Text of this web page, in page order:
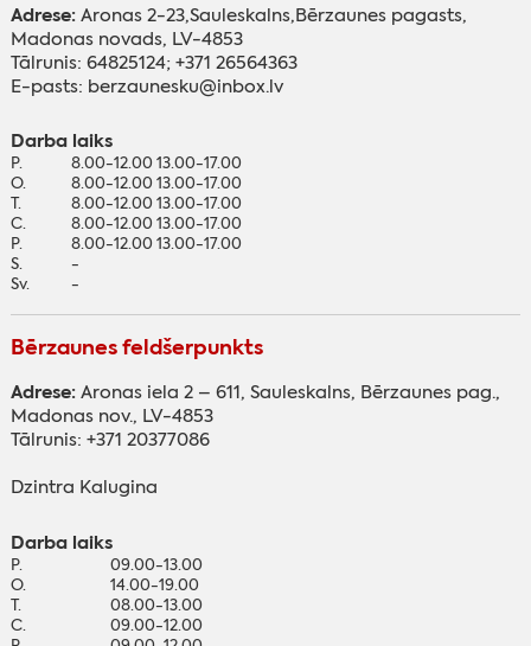
Adrese:Aronas 2-23,Sauleskalns,Bērzaunes pagasts,
Madonas novads, LV-4853
Tālrunis: 64825124; +371 26564363
E-pasts: berzaunesku@inbox.lv
Darba laiks
P.
8.00-12.00 13.00-17.00
O.
8.00-12.00 13.00-17.00
T.
8.00-12.00 13.00-17.00
C.
8.00-12.00 13.00-17.00
P.
8.00-12.00 13.00-17.00
S.
-
Sv.
-
Bērzaunes feldšerpunkts
Adrese:Aronas iela 2 – 611, Sauleskalns, Bērzaunes pag.,
Madonas nov., LV-4853
Tālrunis: +371 20377086
Dzintra Kalugina
Darba laiks
P.
09.00-13.00
O.
14.00-19.00
T.
08.00-13.00
C.
09.00-12.00